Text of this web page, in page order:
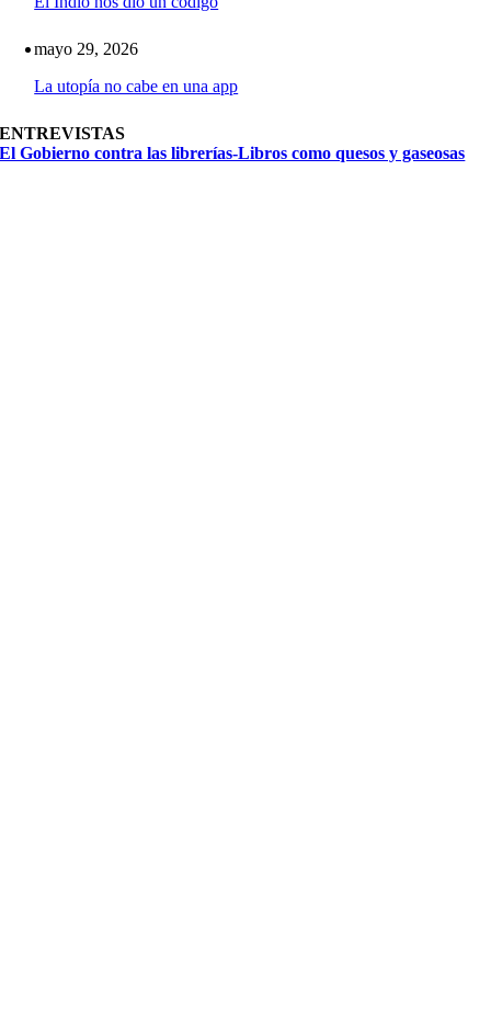
mayo 29, 2026
La utopía no cabe en una app
ENTREVISTAS
El Gobierno contra las librerías-Libros como quesos y gaseosas